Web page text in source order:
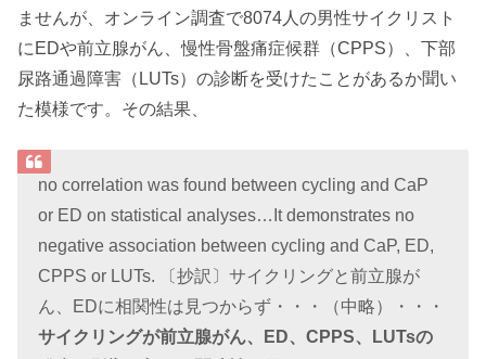
ませんが、オンライン調査で8074人の男性サイクリスト
にEDや前立腺がん、慢性骨盤痛症候群（CPPS）、下部
尿路通過障害（LUTs）の診断を受けたことがあるか聞い
た模様です。その結果、
no correlation was found between cycling and CaP
or ED on statistical analyses…It demonstrates no
negative association between cycling and CaP, ED,
CPPS or LUTs. 〔抄訳〕サイクリングと前立腺が
ん、EDに相関性は見つからず・・・（中略）・・・
サイクリングが前立腺がん、ED、CPPS、LUTsの